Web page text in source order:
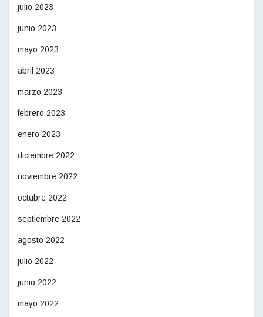
julio 2023
junio 2023
mayo 2023
abril 2023
marzo 2023
febrero 2023
enero 2023
diciembre 2022
noviembre 2022
octubre 2022
septiembre 2022
agosto 2022
julio 2022
junio 2022
mayo 2022